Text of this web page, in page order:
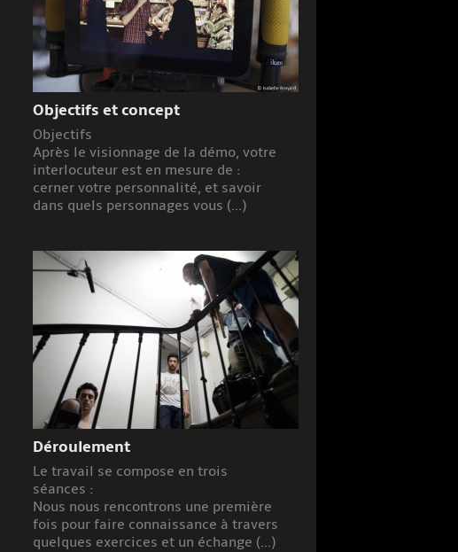
Objectifs et concept
Objectifs
Après le visionnage de la démo, votre
interlocuteur est en mesure de :
cerner votre personnalité, et savoir
dans quels personnages vous (...)
Déroulement
Le travail se compose en trois
séances :
Nous nous rencontrons une première
fois pour faire connaissance à travers
quelques exercices et un échange (...)